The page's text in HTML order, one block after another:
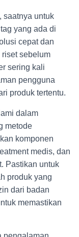
saatnya untuk
yang ada di
cepat dan
sebelum
sering kali
pengguna
produk tertentu.
dalam
metode
komponen
medis, dan
Pastikan untuk
produk yang
dari badan
memastikan